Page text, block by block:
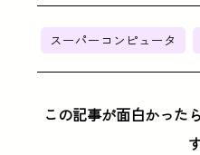
スーパーコンピュータ
この記事が面白かった